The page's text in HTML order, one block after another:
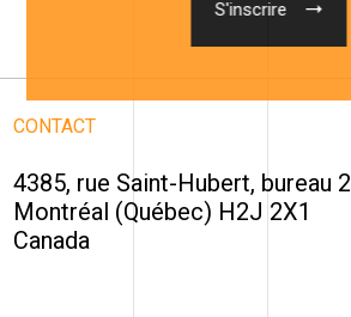
CONTACT
4385, rue Saint-Hubert, bureau 2
Montréal (Québec) H2J 2X1
Canada